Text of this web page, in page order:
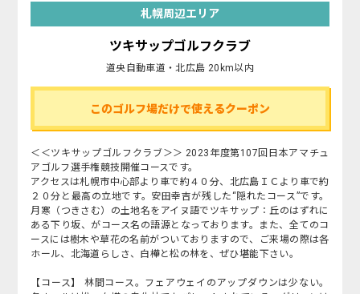
札幌周辺エリア
ツキサップゴルフクラブ
道央自動車道・北広島 20km以内
このゴルフ場だけで使えるクーポン
＜＜ツキサップゴルフクラブ＞＞ 2023年度第107回日本アマチュ
アゴルフ選手権競技開催コースです。
アクセスは札幌市中心部より車で約４０分、北広島ＩＣより車で約
２０分と最高の立地です。安田幸吉が残した“隠れたコース”です。
月寒（つきさむ）の土地名をアイヌ語でツキサップ：丘のはずれに
ある下り坂、がコース名の語源となっております。また、全てのコ
ースには樹木や草花の名前がついておりますので、ご来場の際は各
ホール、北海道らしさ、白樺と松の林を、ぜひ堪能下さい。
【コース】 林間コース。フェアウェイのアップダウンは少ない。